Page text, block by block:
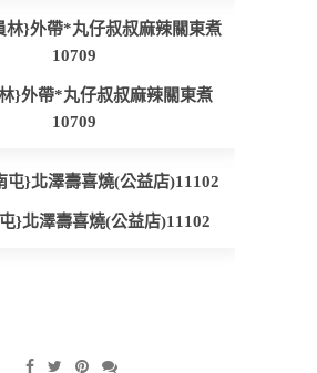
}外帶*丸仔叔叔麻辣關東煮
10709
}北澤壽喜燒(公益店)11102